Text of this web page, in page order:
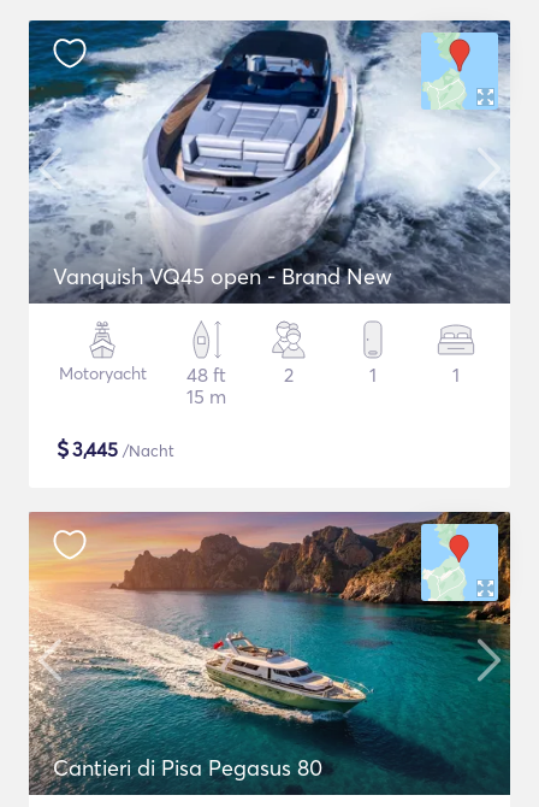
Vanquish VQ45 open - Brand New
Motoryacht
48 ft
15 m
2 1 1
$3,445 /Nacht
Cantieri di Pisa Pegasus 80